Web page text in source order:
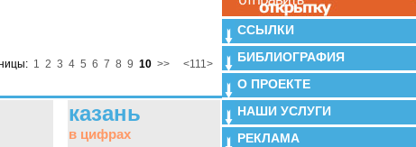
1 2 3 4 5 6 7 8 9 10 >> <111>
казань
в цифрах
ССЫЛКИ
БИБЛИОГРАФИЯ
О ПРОЕКТЕ
НАШИ УСЛУГИ
РЕКЛАМА